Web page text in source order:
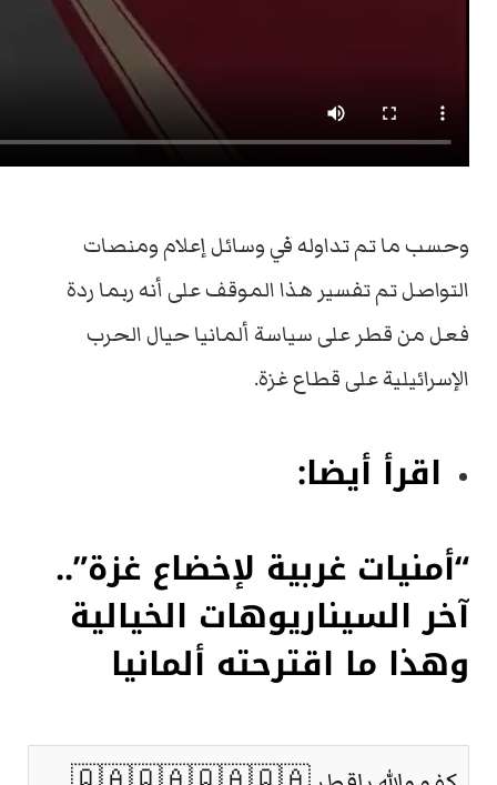
وحسب ما تم تداوله في وسائل إعلام ومنصات
التواصل تم تفسير هذا الموقف على أنه ربما ردة
فعل من قطر على سياسة ألمانيا حيال الحرب
الإسرائيلية على قطاع غزة.
اقرأ أيضا:
“أمنيات غربية لإخضاع غزة”..
آخر السيناريوهات الخيالية
وهذا ما اقترحته ألمانيا